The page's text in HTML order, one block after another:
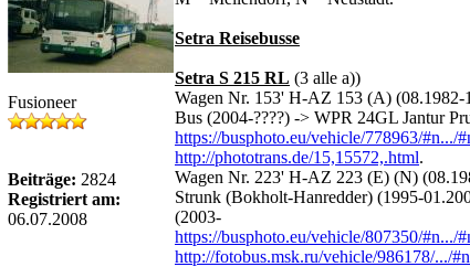
Fusioneer
Beiträge: 2824
Registriert am:
06.07.2008
Setra Reisebusse
Setra S 215 RL (3 alle a))
Wagen Nr. 153' H-AZ 153 (A)
Bus (2004-????) -> WPR 24GL Jantur
https://busphoto.eu/vehicle/778963/#n.../
http://phototrans.de/15,15572,.html.
Wagen Nr. 223' H-AZ 223 (E) (N)
Strunk (Bokholt-Hanredder) (1995-
(2003-
https://busphoto.eu/vehicle/807350/#n.../
http://fotobus.msk.ru/vehicle/986178/.../